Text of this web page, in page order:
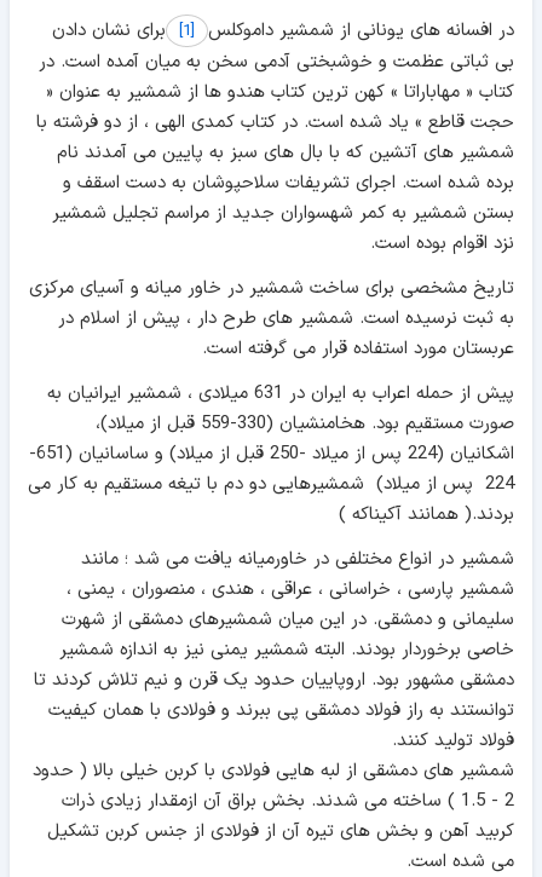
در افسانه های یونانی از شمشیر داموکلس
[1]
برای نشان دادن
بی ثباتی عظمت و خوشبختی آدمی سخن به میان آمده است. در
کتاب « مهاباراتا » کهن ترین کتاب هندو ها از شمشیر به عنوان «
حجت قاطع » یاد شده است. در کتاب کمدی الهی ، از دو فرشته با
شمشیر های آتشین که با بال های سبز به پایین می آمدند نام
برده شده است. اجرای تشریفات سلاحپوشان به دست اسقف و
بستن شمشیر به کمر شهسواران جدید از مراسم تجلیل شمشیر
نزد اقوام بوده است.
تاریخ مشخصی برای ساخت شمشیر در خاور میانه و آسیای مرکزی
به ثبت نرسیده است. شمشیر های طرح دار ، پیش از اسلام در
عربستان مورد استفاده قرار می گرفته است.
پيش از حمله اعراب به ايران در 631 ميلادی ، شمشير ايرانيان به
صورت مستقيم بود. هخامنشيان (330-559 قبل از ميلاد)،
اشکانيان (224 پس از ميلاد -250 قبل از ميلاد) و ساسانيان (651-
224 پس از ميلاد) شمشيرهایی دو دم با تيغه مستقيم به کار می
بردند.( همانند آکیناکه )
شمشیر در انواع مختلفی در خاورمیانه یافت می شد ؛ مانند
شمشیر پارسی ، خراسانی ، عراقی ، هندی ، منصوران ، یمنی ،
سلیمانی و دمشقی. در این میان شمشیرهای دمشقی از شهرت
خاصی برخوردار بودند. البته شمشیر یمنی نیز به اندازه شمشیر
دمشقی مشهور بود. اروپاییان حدود یک قرن و نیم تلاش کردند تا
توانستند به راز فولاد دمشقی پی ببرند و فولادی با همان کیفیت
فولاد تولید کنند.
شمشیر های دمشقی از لبه هایی فولادی با کربن خیلی بالا ( حدود
2 - 1.5 ) ساخته می شدند. بخش براق آن ازمقدار زیادی ذرات
کربید آهن و بخش های تیره آن از فولادی از جنس کربن تشکیل
می شده است.